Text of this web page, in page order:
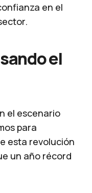
en el
el
el escenario
para
esta revolución
un año récord